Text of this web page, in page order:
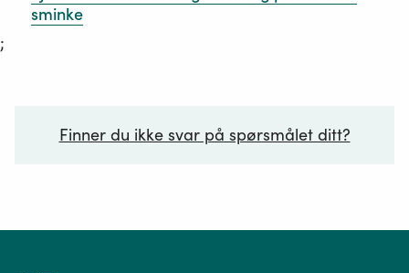
sminke
;
Finner du ikke svar på spørsmålet ditt?